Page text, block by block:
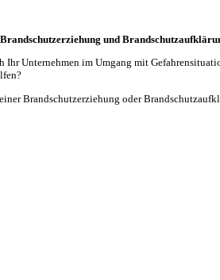
Brandschutzerziehung und
Unternehmen im Umgang mit
Brandschutzerziehung oder